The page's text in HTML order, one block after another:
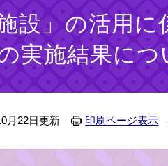
設」の活用
実施結果につ
月22日更新 印刷ページ表示